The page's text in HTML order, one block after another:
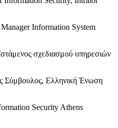
Information System
σχεδιασμού υπηρεσιών
Σύμβουλος, Ελληνική Ένωση
Security Athens